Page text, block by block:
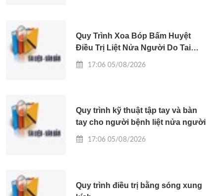
Quy Trình Xoa Bóp Bấm Huyệt
Điều Trị Liệt Nửa Người Do Tai
Biến Mạch Máu Não
17:06 05/08/2026
Quy trình kỹ thuật tập tay và bàn
tay cho người bệnh liệt nửa người
17:06 05/08/2026
Quy trình điều trị bằng sóng xung